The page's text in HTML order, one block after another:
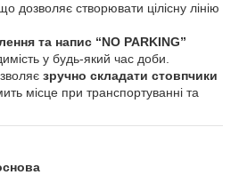
дозволяє створювати цілісну лінію
та напис “NO PARKING”
у будь-який час доби.
зручно складати стовпчики
місце при транспортуванні та